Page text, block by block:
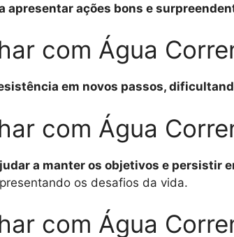
apresentar ações bons e
com Água
em novos passos,
com Água
a manter os objetivos e persistir
os desafios da vida.
com Água